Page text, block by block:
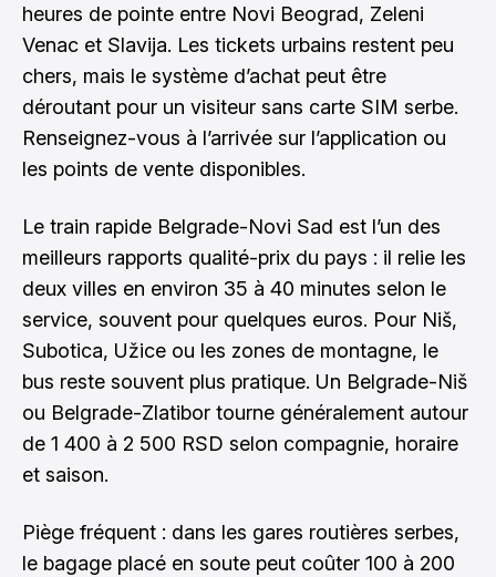
heures de pointe entre Novi Beograd, Zeleni
Venac et Slavija. Les tickets urbains restent peu
chers, mais le système d’achat peut être
déroutant pour un visiteur sans carte SIM serbe.
Renseignez-vous à l’arrivée sur l’application ou
les points de vente disponibles.
Le train rapide Belgrade-Novi Sad est l’un des
meilleurs rapports qualité-prix du pays : il relie les
deux villes en environ 35 à 40 minutes selon le
service, souvent pour quelques euros. Pour Niš,
Subotica, Užice ou les zones de montagne, le
bus reste souvent plus pratique. Un Belgrade-Niš
ou Belgrade-Zlatibor tourne généralement autour
de 1 400 à 2 500 RSD selon compagnie, horaire
et saison.
Piège fréquent : dans les gares routières serbes,
le bagage placé en soute peut coûter 100 à 200